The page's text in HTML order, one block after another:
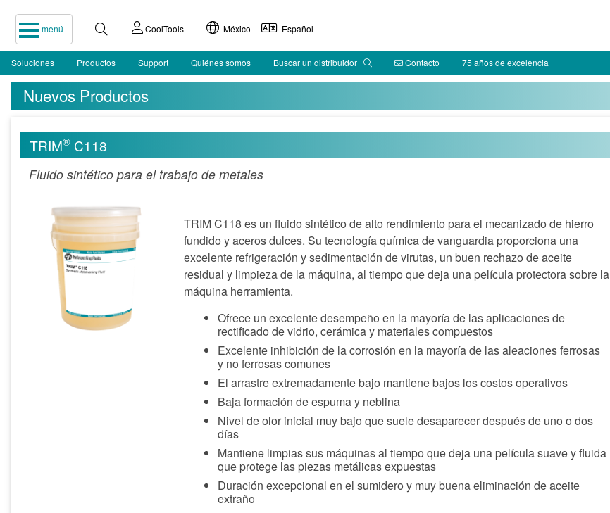
menú CoolTools México | Español
Soluciones Productos Support Quiénes somos Buscar un distribuidor Contacto 75 años de excelencia
Nuevos Productos
TRIM® C118
Fluido sintético para el trabajo de metales
TRIM C118 es un fluido sintético de alto rendimiento para el mecanizado de hierro
fundido y aceros dulces. Su tecnología química de vanguardia proporciona una
excelente refrigeración y sedimentación de virutas, un buen rechazo de aceite
residual y limpieza de la máquina, al tiempo que deja una película protectora sobre la
máquina herramienta.
Ofrece un excelente desempeño en la mayoría de las aplicaciones de
rectificado de vidrio, cerámica y materiales compuestos
Excelente inhibición de la corrosión en la mayoría de las aleaciones ferrosas
y no ferrosas comunes
El arrastre extremadamente bajo mantiene bajos los costos operativos
Baja formación de espuma y neblina
Nivel de olor inicial muy bajo que suele desaparecer después de uno o dos
días
Mantiene limpias sus máquinas al tiempo que deja una película suave y fluida
que protege las piezas metálicas expuestas
Duración excepcional en el sumidero y muy buena eliminación de aceite
extraño